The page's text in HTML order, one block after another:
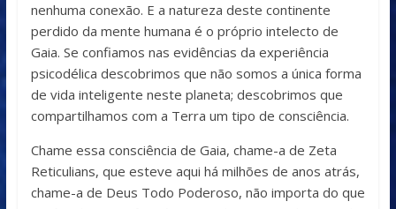
nenhuma conexão. E a natureza deste continente
perdido da mente humana é o próprio intelecto de
Gaia. Se confiamos nas evidências da experiência
psicodélica descobrimos que não somos a única forma
de vida inteligente neste planeta; descobrimos que
compartilhamos com a Terra um tipo de consciência.
Chame essa consciência de Gaia, chame-a de Zeta
Reticulians, que esteve aqui há milhões de anos atrás,
chame-a de Deus Todo Poderoso, não importa do que